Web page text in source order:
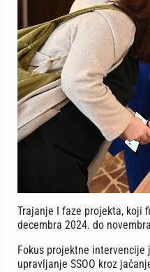
Trajanje I faze projekta, koji
decembra 2024. do
Fokus projektne intervencije
upravljanje SSOO kroz